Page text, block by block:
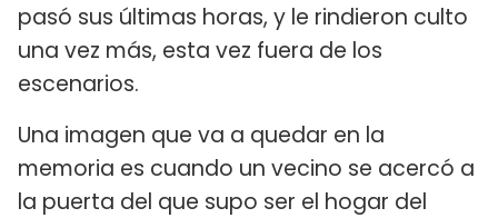
pasó sus últimas horas, y le rindieron culto
una vez más, esta vez fuera de los
escenarios.
Una imagen que va a quedar en la
memoria es cuando un vecino se acercó a
la puerta del que supo ser el hogar del